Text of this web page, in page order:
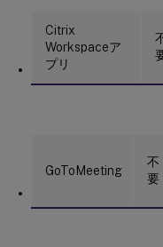
Citrix
Workspaceア
プリ
GoToMeeting
不
要